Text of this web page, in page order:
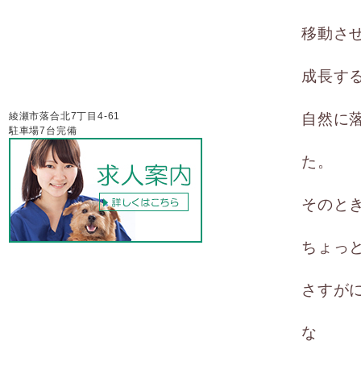
移動さ
成長す
自然に
た。
そのと
ちょっ
さすが
な
綾瀬市落合北7丁目4-61
駐車場7台完備